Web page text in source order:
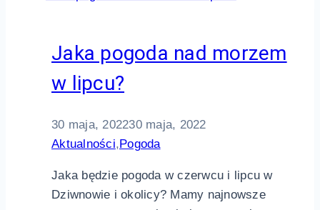
Jaka pogoda nad morzem
w lipcu?
30 maja, 202230 maja, 2022
Aktualności,Pogoda
Jaka będzie pogoda w czerwcu i lipcu w
Dziwnowie i okolicy? Mamy najnowsze